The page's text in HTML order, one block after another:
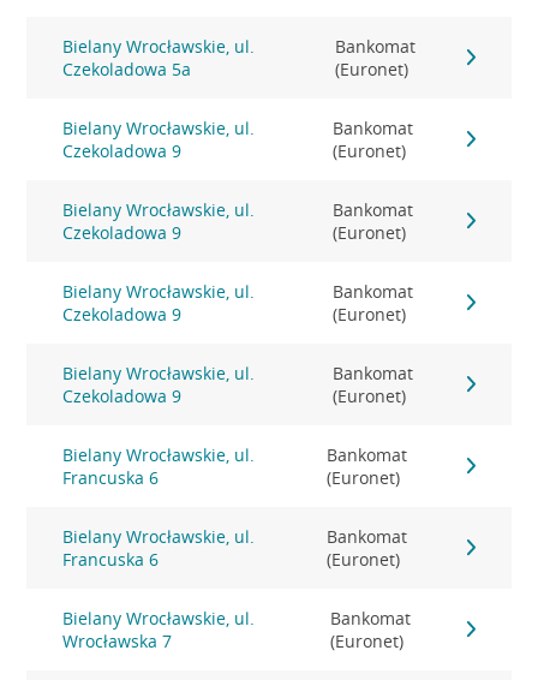
Bielany Wrocławskie, ul.
Czekoladowa 5a
Bankomat
(Euronet)
Bielany Wrocławskie, ul.
Czekoladowa 9
Bankomat
(Euronet)
Bielany Wrocławskie, ul.
Czekoladowa 9
Bankomat
(Euronet)
Bielany Wrocławskie, ul.
Czekoladowa 9
Bankomat
(Euronet)
Bielany Wrocławskie, ul.
Czekoladowa 9
Bankomat
(Euronet)
Bielany Wrocławskie, ul.
Francuska 6
Bankomat
(Euronet)
Bielany Wrocławskie, ul.
Francuska 6
Bankomat
(Euronet)
Bielany Wrocławskie, ul.
Wrocławska 7
Bankomat
(Euronet)